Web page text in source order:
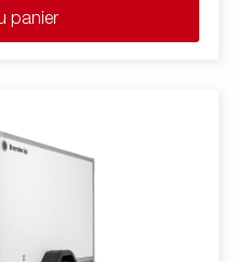
ses faces pour être ainsi
images sont fournies à titre
des équipements en
panier